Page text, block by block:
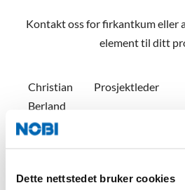
Dette nettstedet bruker cookies
Kontakt oss for firkantkum eller
element til ditt
Christian
Berland
Prosjektleder
Mikalsen